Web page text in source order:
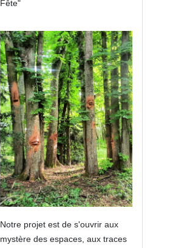
Fête"
Notre projet est de s'ouvrir aux
mystère des espaces, aux traces